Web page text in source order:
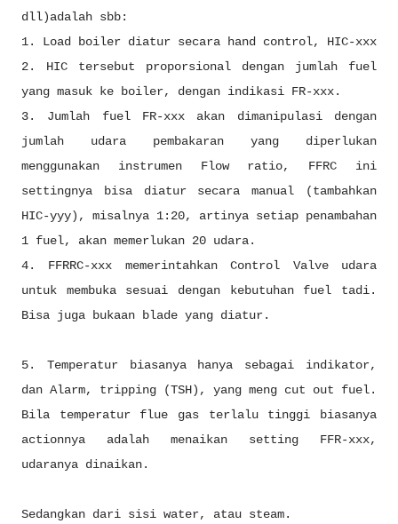
dll)adalah sbb:
1. Load boiler diatur secara hand control, HIC-xxx
2. HIC tersebut proporsional dengan jumlah fuel
yang masuk ke boiler, dengan indikasi FR-xxx.
3. Jumlah fuel FR-xxx akan dimanipulasi dengan
jumlah udara pembakaran yang diperlukan
menggunakan instrumen Flow ratio, FFRC ini
settingnya bisa diatur secara manual (tambahkan
HIC-yyy), misalnya 1:20, artinya setiap penambahan
1 fuel, akan memerlukan 20 udara.
4. FFRRC-xxx memerintahkan Control Valve udara
untuk membuka sesuai dengan kebutuhan fuel tadi.
Bisa juga bukaan blade yang diatur.
5. Temperatur biasanya hanya sebagai indikator,
dan Alarm, tripping (TSH), yang meng cut out fuel.
Bila temperatur flue gas terlalu tinggi biasanya
actionnya adalah menaikan setting FFR-xxx,
udaranya dinaikan.
Sedangkan dari sisi water, atau steam.